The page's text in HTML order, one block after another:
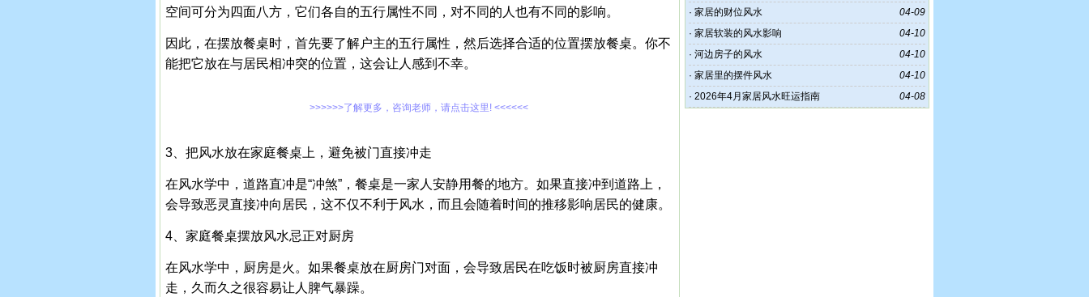
空间可分为四面八方，它们各自的五行属性不同，对不同的人也有不同的影响。
因此，在摆放餐桌时，首先要了解户主的五行属性，然后选择合适的位置摆放餐桌。你不
能把它放在与居民相冲突的位置，这会让人感到不幸。
>>>>>>了解更多，咨询老师，请点击这里! <<<<<<
3、把风水放在家庭餐桌上，避免被门直接冲走
在风水学中，道路直冲是“冲煞”，餐桌是一家人安静用餐的地方。如果直接冲到道路上，
会导致恶灵直接冲向居民，这不仅不利于风水，而且会随着时间的推移影响居民的健康。
4、家庭餐桌摆放风水忌正对厨房
在风水学中，厨房是火。如果餐桌放在厨房门对面，会导致居民在吃饭时被厨房直接冲
走，久而久之很容易让人脾气暴躁。
04-09
· 家居的财位风水
04-10
· 家居软装的风水影响
04-10
· 河边房子的风水
04-10
· 家居里的摆件风水
04-08
· 2026年4月家居风水旺运指南